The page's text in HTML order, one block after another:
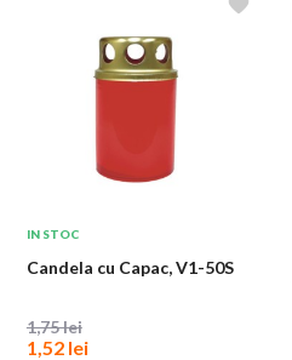
IN STOC
Candela cu Capac, V1-50S
1,75 lei
1,52 lei